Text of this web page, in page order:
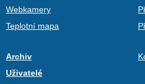
Webkamery
Teplotní mapa
Archiv
Uživatelé